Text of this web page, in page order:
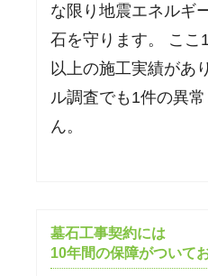
な限り地震エネルギ
石を守ります。 ここ
以上の施工実績があ
ル調査でも1件の異
ん。
墓石工事契約には
10年間の保障がついて